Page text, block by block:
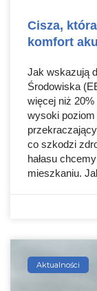
Cisza,
komfort
Jak wskazują
Środowiska
więcej niż
wysoki poziom
co szkodzi
hałasu
mieszkaniu.
Aktualności